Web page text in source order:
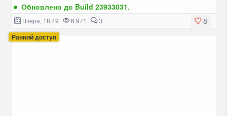
Обновлено до Build 23933031.
8
Вчера, 18:49 6 971 3
Ранний доступ